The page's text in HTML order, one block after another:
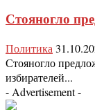
Стояногло
Политика
Стояногло
избирателей...
- Advertisement -